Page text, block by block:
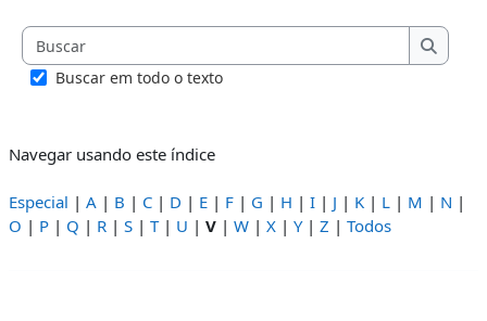
Buscar
Buscar
Buscar em todo o texto
Navegar usando este índice
Especial | A | B | C | D | E | F | G | H | I | J | K | L | M | N |
O | P | Q | R | S | T| U | V | W | X | Y| Z | Todos